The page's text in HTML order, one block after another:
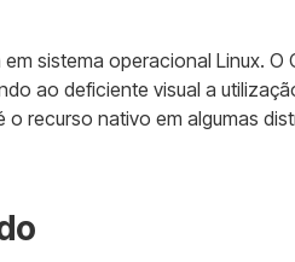
sistema operacional Linux. O
ao deficiente visual a
recurso nativo em algumas